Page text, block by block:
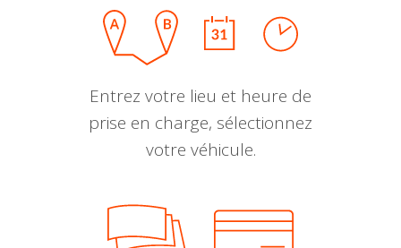
Entrez votre lieu et heure de
prise en charge, sélectionnez
votre véhicule.